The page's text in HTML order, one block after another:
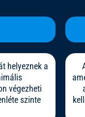
helyeznek a
végezheti
szinte